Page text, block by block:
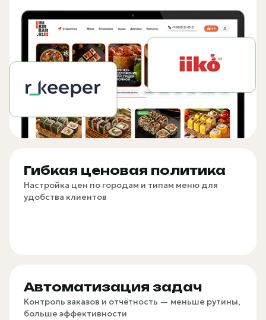
Гибкая ценовая политика
Настройка цен по городам и типам меню для
удобства клиентов
Автоматизация задач
Контроль заказов и отчётность — меньше рутины,
больше эффективности